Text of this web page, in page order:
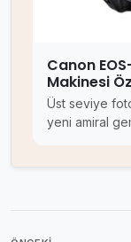
Canon
Makinesi
Üst seviye
yeni amiral